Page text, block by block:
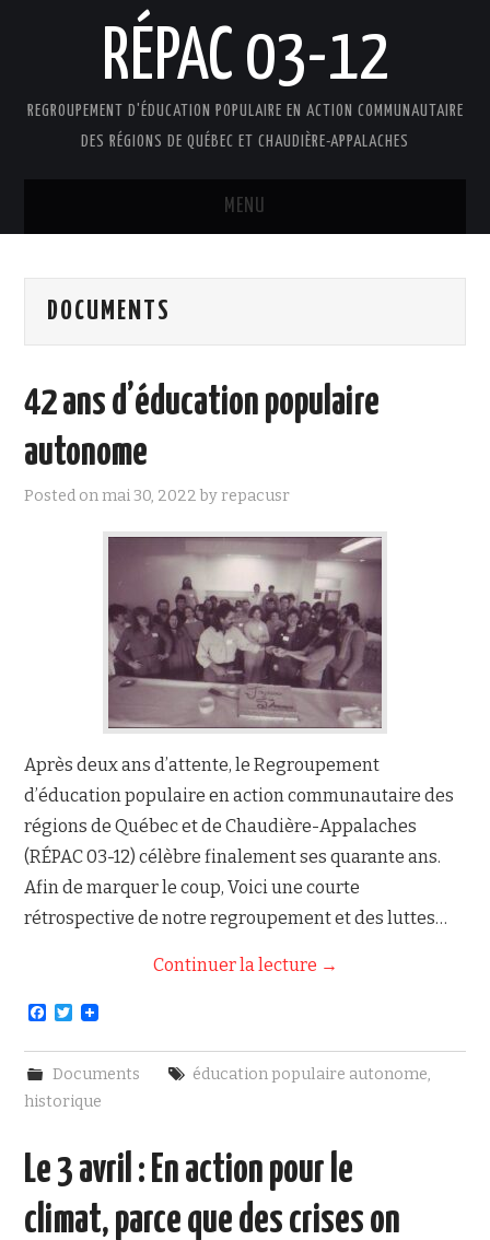
RÉPAC 03-12
REGROUPEMENT D'ÉDUCATION POPULAIRE EN ACTION COMMUNAUTAIRE
DES RÉGIONS DE QUÉBEC ET CHAUDIÈRE-APPALACHES
MENU
PRÉSENTATION
FAIRE UN DON !
NOUS JOINDRE
DOCUMENTS
42 ans d’éducation populaire
autonome
Posted onmai 30, 2022 byrepacusr
Après deux ans d’attente, le Regroupement
d’éducation populaire en action communautaire des
régions de Québec et de Chaudière-Appalaches
(RÉPAC 03-12) célèbre finalement ses quarante ans.
Afin de marquer le coup, Voici une courte
rétrospective de notre regroupement et des luttes…
Continuer la lecture →
F
c
e
b
o
T
i
t
e
Documents éducation populaire autonome,
historique
Le 3 avril : En action pour le
climat, parce que des crises on